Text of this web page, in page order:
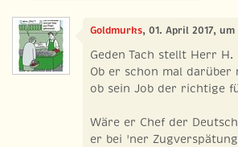
Goldmurks, 01. April 2017, um
Geden Tach stellt Herr H.
Ob er schon mal darüber
ob sein Job der richtige
Wäre er Chef der
er bei 'ner